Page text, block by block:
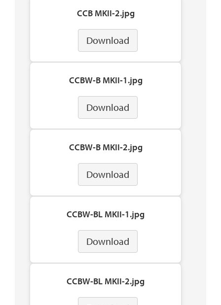
CCB MKII-2.jpg
Download
CCBW-B MKII-1.jpg
Download
CCBW-B MKII-2.jpg
Download
CCBW-BL MKII-1.jpg
Download
CCBW-BL MKII-2.jpg